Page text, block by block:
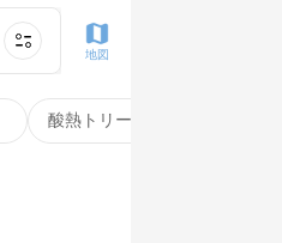
酸熱トリートメント
地図